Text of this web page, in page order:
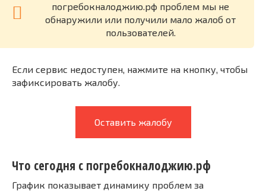
погребокналоджию.рф проблем мы не
обнаружили или получили мало жалоб от
пользователей.
Если сервис недоступен, нажмите на кнопку, чтобы
зафиксировать жалобу.
Оставить жалобу
Что сегодня с погребокналоджию.рф
График показывает динамику проблем за